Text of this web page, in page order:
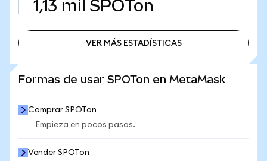
1,13 mil SPOTon
VER MÁS ESTADÍSTICAS
Formas de usar SPOTon en MetaMask
Comprar SPOTon
Empieza en pocos pasos.
Vender SPOTon